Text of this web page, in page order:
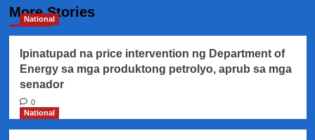
More Stories
National
Ipinatupad na price intervention ng Department of
Energy sa mga produktong petrolyo, aprub sa mga
senador
0
National